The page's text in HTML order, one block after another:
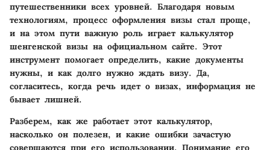
путешественники всех уровней. Благодаря новым
технологиям, процесс оформления визы стал проще,
и на этом пути важную роль играет калькулятор
шенгенской визы на официальном сайте. Этот
инструмент помогает определить, какие документы
нужны, и как долго нужно ждать визу. Да,
согласитесь, когда речь идет о визах, информация не
бывает лишней.
Разберем, как же работает этот калькулятор,
насколько он полезен, и какие ошибки зачастую
совершаются при его использовании. Понимание его